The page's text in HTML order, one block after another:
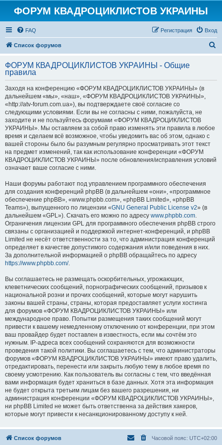
ФОРУМ КВАДРОЦИКЛИСТОВ УКРАИНЫ
FAQ Вход
Регистрация
Список форумов
с
ФОРУМ КВАДРОЦИКЛИСТОВ УКРАИНЫ - Общие
правила
Заходя на конференцию «ФОРУМ КВАДРОЦИКЛИСТОВ УКРАИНЫ» (в
дальнейшем «мы», «наш», «ФОРУМ КВАДРОЦИКЛИСТОВ УКРАИНЫ»,
«http://atv-forum.com.ua»), вы подтверждаете своё согласие со
следующими условиями. Если вы не согласны с ними, пожалуйста, не
заходите и не пользуйтесь форумами «ФОРУМ КВАДРОЦИКЛИСТОВ
УКРАИНЫ». Мы оставляем за собой право изменять эти правила в любое
время и сделаем всё возможное, чтобы уведомить вас об этом, однако с
вашей стороны было бы разумным регулярно просматривать этот текст
на предмет изменений, так как использование конференции «ФОРУМ
КВАДРОЦИКЛИСТОВ УКРАИНЫ» после обновления/исправления условий
означает ваше согласие с ними.
Наши форумы работают под управлением программного обеспечения
для создания конференций phpBB (в дальнейшем «они», «программное
обеспечение phpBB», «www.phpbb.com», «phpBB Limited», «phpBB
Teams»), выпущенного по лицензии «GNU General Public License v2» (в
дальнейшем «GPL»). Скачать его можно по адресу www.phpbb.com.
Ограничения лицензии GPL для программного обеспечения phpBB строго
связаны с организацией и поддержкой интернет-конференций, и phpBB
Limited не несёт ответственности за то, что администрация конференций
определяет в качестве допустимого содержания и/или поведения в них.
За дополнительной информацией о phpBB обращайтесь по адресу
https://www.phpbb.com/.
Вы соглашаетесь не размещать оскорбительных, угрожающих,
клеветнических сообщений, порнографических сообщений, призывов к
национальной розни и прочих сообщений, которые могут нарушить
законы вашей страны, страны, которая предоставляет услуги хостинга
для форумов «ФОРУМ КВАДРОЦИКЛИСТОВ УКРАИНЫ» или
международное право. Попытки размещения таких сообщений могут
привести к вашему немедленному отключению от конференции, при этом
ваш провайдер будет поставлен в известность, если мы сочтём это
нужным. IP-адреса всех сообщений сохраняются для возможности
проведения такой политики. Вы соглашаетесь с тем, что администраторы
форумов «ФОРУМ КВАДРОЦИКЛИСТОВ УКРАИНЫ» имеют право удалить,
отредактировать, перенести или закрыть любую тему в любое время по
своему усмотрению. Как пользователь вы согласны с тем, что введённая
вами информация будет храниться в базе данных. Хотя эта информация
не будет открыта третьим лицам без вашего разрешения, ни
администрация конференции «ФОРУМ КВАДРОЦИКЛИСТОВ УКРАИНЫ»,
ни phpBB Limited не может быть ответственна за действия хакеров,
которые могут привести к несанкционированному доступу к ней.
Список форумов Часовой пояс: UTC+02:00